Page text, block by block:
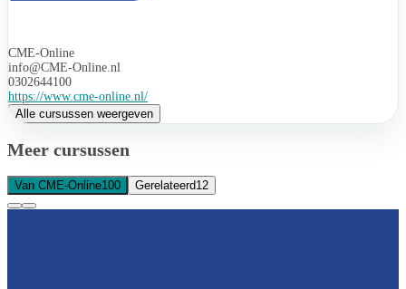
CME-Online
info@CME-Online.nl
0302644100
https://www.cme-online.nl/
Alle cursussen weergeven
Meer cursussen
Van CME-Online100 Gerelateerd12